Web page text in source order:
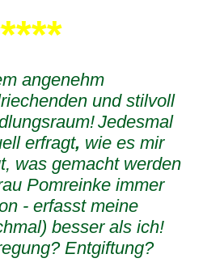
angenehm
und stilvoll
Jedesmal
erfragt, wie es mir
was gemacht werden
Pomreinke immer
- erfasst meine
besser als ich!
Entgiftung?